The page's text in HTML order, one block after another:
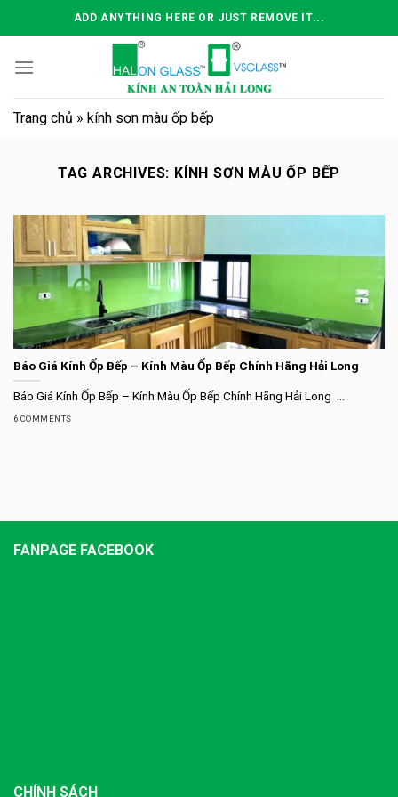
to
ADD ANYTHING HERE OR JUST REMOVE IT...
Trang chủ » kính sơn màu ốp bếp
TAG ARCHIVES: KÍNH SƠN MÀU ỐP BẾP
Báo Giá Kính Ốp Bếp – Kính Màu Ốp Bếp Chính Hãng Hải Long
Báo Giá Kính Ốp Bếp – Kính Màu Ốp Bếp Chính Hãng Hải Long ...
6 COMMENTS
FANPAGE FACEBOOK
CHÍNH SÁCH